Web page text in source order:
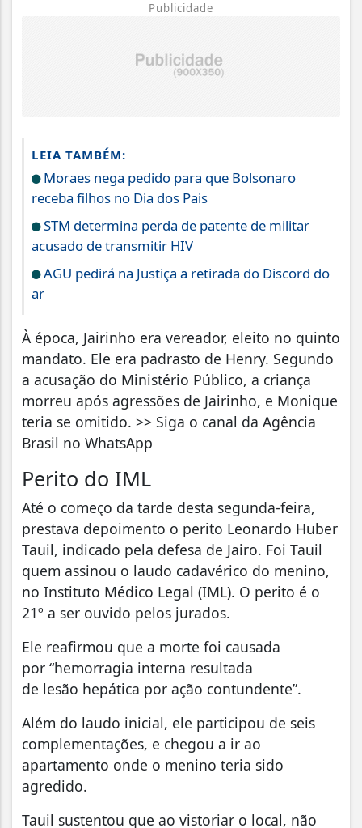
Publicidade
LEIA TAMBÉM:
Moraes nega pedido para que Bolsonaro
receba filhos no Dia dos Pais
STM determina perda de patente de militar
acusado de transmitir HIV
AGU pedirá na Justiça a retirada do Discord do
ar
À época, Jairinho era vereador, eleito no quinto
mandato. Ele era padrasto de Henry. Segundo
a acusação do Ministério Público, a criança
morreu após agressões de Jairinho, e Monique
teria se omitido. >> Siga o canal da Agência
Brasil no WhatsApp
Perito do IML
Até o começo da tarde desta segunda-feira,
prestava depoimento o perito Leonardo Huber
Tauil, indicado pela defesa de Jairo. Foi Tauil
quem assinou o laudo cadavérico do menino,
no Instituto Médico Legal (IML). O perito é o
21º a ser ouvido pelos jurados.
Ele reafirmou que a morte foi causada
por “hemorragia interna resultada
de lesão hepática por ação contundente”.
Além do laudo inicial, ele participou de seis
complementações, e chegou a ir ao
apartamento onde o menino teria sido
agredido.
Tauil sustentou que ao vistoriar o local, não